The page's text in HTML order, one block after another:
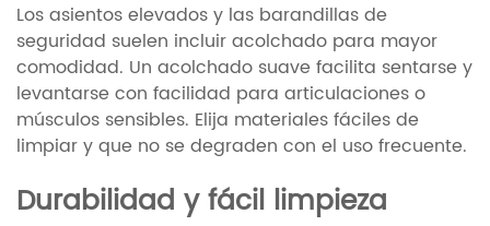
Los asientos elevados y las barandillas de
seguridad suelen incluir acolchado para mayor
comodidad. Un acolchado suave facilita sentarse y
levantarse con facilidad para articulaciones o
músculos sensibles. Elija materiales fáciles de
limpiar y que no se degraden con el uso frecuente.
Durabilidad y fácil limpieza